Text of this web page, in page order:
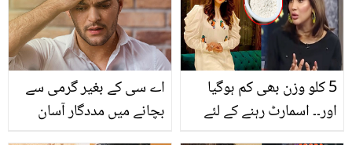
اے سی کے بغیر گرمی سے
بچانے میں مددگار آسان
5 کلو وزن بھی کم ہوگیا
اور۔۔ اسمارٹ رہنے کے لئے